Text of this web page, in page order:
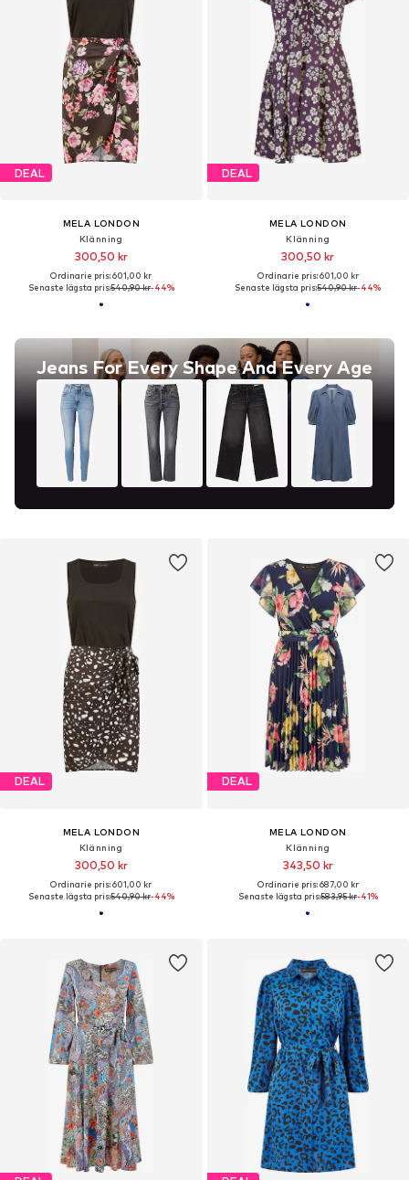
DEAL
MELA LONDON
Klänning
300,50 kr
Ordinarie pris: 601,00 kr
Senaste lägsta pris:540,90 kr-44%
Jeans For Every Shape And Every Age
DEAL
MELA LONDON
Klänning
300,50 kr
Ordinarie pris: 601,00 kr
Senaste lägsta pris:540,90 kr-44%
DEAL
MELA LONDON
Klänning
300,50 kr
Ordinarie pris: 601,00 kr
Senaste lägsta pris:540,90 kr-44%
DEAL
MELA LONDON
Klänning
343,50 kr
Ordinarie pris: 687,00 kr
Senaste lägsta pris:583,95 kr-41%